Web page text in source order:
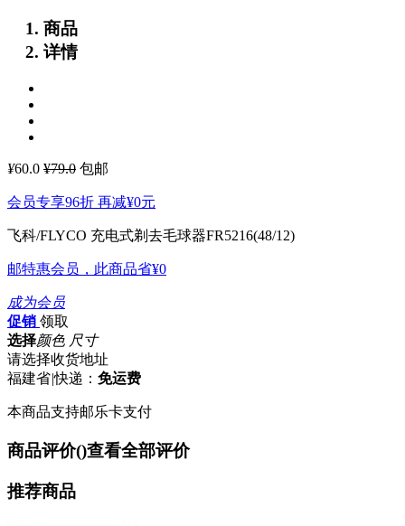
商品
详情
¥60.0 ¥79.0 包邮
会员专享96折 再减¥0元
飞科/FLYCO 充电式剃去毛球器FR5216(48/12)
邮特惠会员，此商品省¥0
成为会员
促销 领取
选择颜色 尺寸
请选择收货地址
福建省|快递： 免运费
本商品支持邮乐卡支付
商品评价()查看全部评价
推荐商品